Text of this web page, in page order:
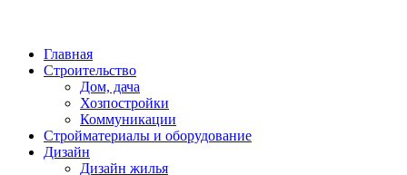
Главная
Строительство
Дом, дача
Хозпостройки
Коммуникации
Стройматериалы и оборудование
Дизайн
Дизайн жилья